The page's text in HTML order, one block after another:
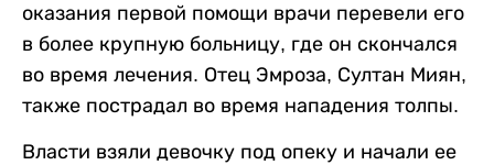
оказания первой помощи врачи перевели его
в более крупную больницу, где он скончался
во время лечения. Отец Эмроза, Султан Миян,
также пострадал во время нападения толпы.
Власти взяли девочку под опеку и начали ее